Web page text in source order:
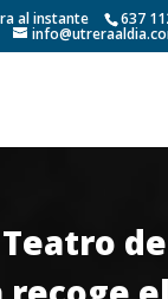
al instante 637
de